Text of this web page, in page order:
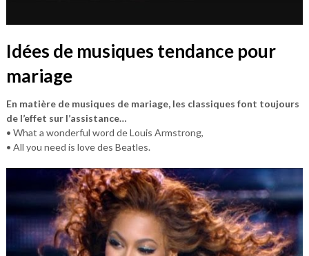
Idées de musiques tendance pour
mariage
En matière de musiques de mariage, les classiques font toujours
de l’effet sur l’assistance…
• What a wonderful word de Louis Armstrong,
• All you need is love des Beatles.